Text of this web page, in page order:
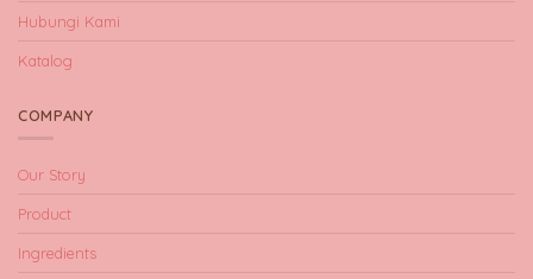
Hubungi Kami
Katalog
COMPANY
Our Story
Product
Ingredients